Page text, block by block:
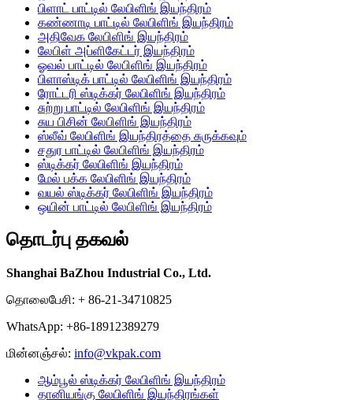
பிளாட் பாட்டில் லேபிளிங் இயந்திரம்
கண்ணாடி பாட்டில் லேபிளிங் இயந்திரம்
அதிவேக லேபிளிங் இயந்திரம்
லேபிள் அப்ளிகேட்டர் இயந்திரம்
ஓவல் பாட்டில் லேபிளிங் இயந்திரம்
பிளாஸ்டிக் பாட்டில் லேபிளிங் இயந்திரம்
ரோட்டரி ஸ்டிக்கர் லேபிளிங் இயந்திரம்
சுற்று பாட்டில் லேபிளிங் இயந்திரம்
சுய பிசின் லேபிளிங் இயந்திரம்
ஸ்லீவ் லேபிளிங் இயந்திரத்தை சுருக்கவும்
சதுர பாட்டில் லேபிளிங் இயந்திரம்
ஸ்டிக்கர் லேபிளிங் இயந்திரம்
மேல் பக்க லேபிளிங் இயந்திரம்
வயல் ஸ்டிக்கர் லேபிளிங் இயந்திரம்
ஒயின் பாட்டில் லேபிளிங் இயந்திரம்
தொடர்பு தகவல்
Shanghai BaZhou Industrial Co., Ltd.
தொலைபேசி: + 86-21-34710825
WhatsApp: +86-18912389279
மின்னஞ்சல்: info@vkpak.com
ஆம்பூல் ஸ்டிக்கர் லேபிளிங் இயந்திரம்
தானியங்கு லேபிளிங் இயந்திரங்கள்